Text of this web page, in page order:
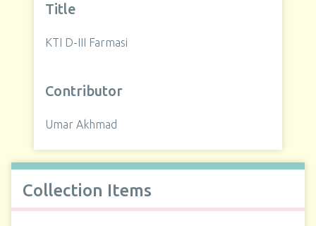
Title
KTI D-III Farmasi
Contributor
Umar Akhmad
Collection Items